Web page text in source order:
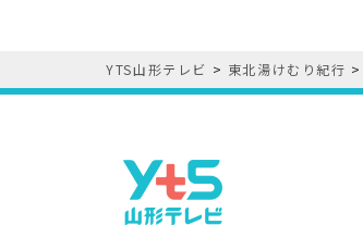
YTS山形テレビ > 東北湯けむり紀行 >